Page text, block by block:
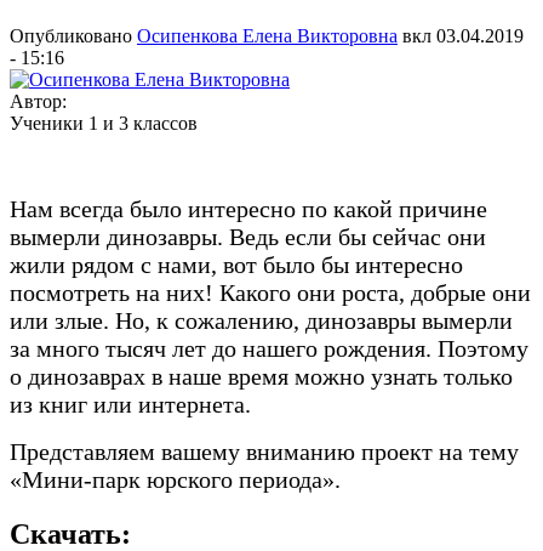
Опубликовано Осипенкова Елена Викторовна вкл 03.04.2019
- 15:16
Автор:
Ученики 1 и 3 классов
Нам всегда было интересно по какой причине
вымерли динозавры. Ведь если бы сейчас они
жили рядом с нами, вот было бы интересно
посмотреть на них! Какого они роста, добрые они
или злые. Но, к сожалению, динозавры вымерли
за много тысяч лет до нашего рождения. Поэтому
о динозаврах в наше время можно узнать только
из книг или интернета.
Представляем вашему вниманию проект на тему
«Мини-парк юрского периода».
Скачать: